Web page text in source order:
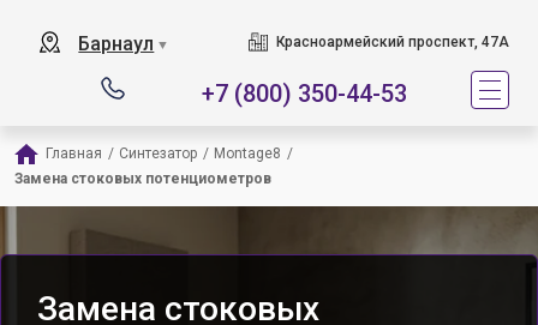
Барнаул ▼ Красноармейский проспект, 47А
+7 (800) 350-44-53
Главная / Синтезатор / Montage8 /
Замена стоковых потенциометров
Замена стоковых